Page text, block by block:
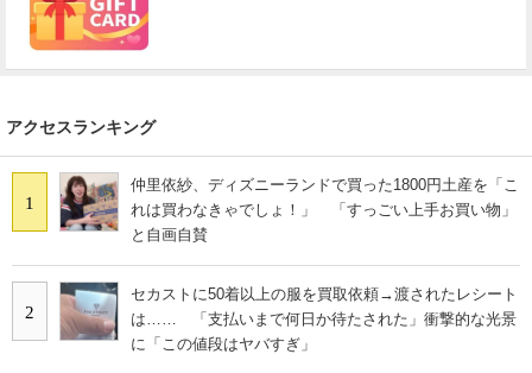
アクセスランキング
1
仲里依紗、ディズニーランドで買った1800円土産を「こ
れは買わなきゃでしょ！」 「すっごい上手お買い物」
と自画自賛
2
セカストに50着以上の服を買取依頼→渡されたレシート
は…… 「支払いまで何日か待たされた」衝撃的な光景
に「この値段はヤバすぎ」